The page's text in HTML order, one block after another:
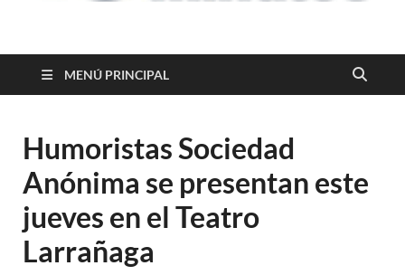
10minutos.com.uy
MENÚ PRINCIPAL
Humoristas Sociedad
Anónima se presentan este
jueves en el Teatro
Larrañaga